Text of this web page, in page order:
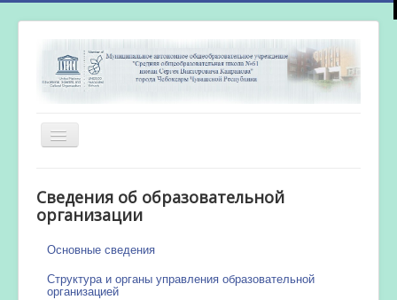
Включить/
выключить
Новости
Сведения об образовательной
организации
Основные сведения
Структура и органы управления образовательной
организацией